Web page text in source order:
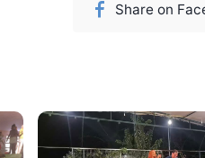
Share on